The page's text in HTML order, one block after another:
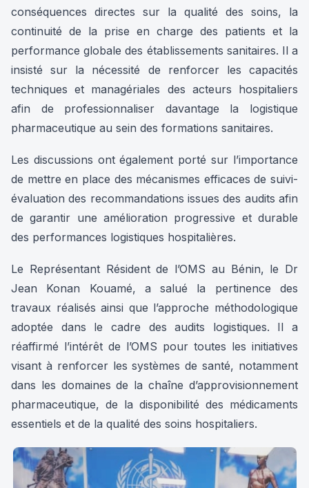
conséquences directes sur la qualité des soins, la
continuité de la prise en charge des patients et la
performance globale des établissements sanitaires. Il a
insisté sur la nécessité de renforcer les capacités
techniques et managériales des acteurs hospitaliers
afin de professionnaliser davantage la logistique
pharmaceutique au sein des formations sanitaires.
Les discussions ont également porté sur l’importance
de mettre en place des mécanismes efficaces de suivi-
évaluation des recommandations issues des audits afin
de garantir une amélioration progressive et durable
des performances logistiques hospitalières.
Le Représentant Résident de l’OMS au Bénin, le Dr
Jean Konan Kouamé, a salué la pertinence des
travaux réalisés ainsi que l’approche méthodologique
adoptée dans le cadre des audits logistiques. Il a
réaffirmé l’intérêt de l’OMS pour toutes les initiatives
visant à renforcer les systèmes de santé, notamment
dans les domaines de la chaîne d’approvisionnement
pharmaceutique, de la disponibilité des médicaments
essentiels et de la qualité des soins hospitaliers.